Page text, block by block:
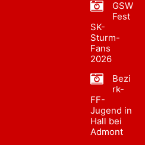
GSW
Fest
SK-
Sturm-
Fans
2026
Bezi
rk-
FF-
Jugend in
Hall bei
Admont